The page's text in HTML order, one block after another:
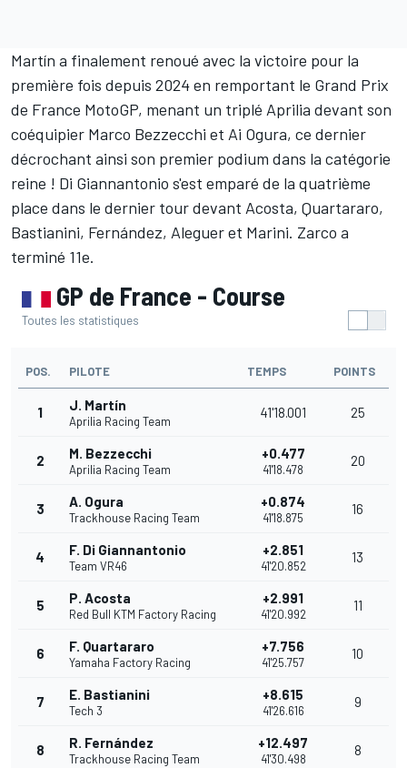
Martín a finalement renoué avec la victoire pour la
première fois depuis 2024 en remportant le Grand Prix
de France MotoGP, menant un triplé Aprilia devant son
coéquipier Marco Bezzecchi et Ai Ogura, ce dernier
décrochant ainsi son premier podium dans la catégorie
reine ! Di Giannantonio s'est emparé de la quatrième
place dans le dernier tour devant Acosta, Quartararo,
Bastianini, Fernández, Aleguer et Marini. Zarco a
terminé 11e.
GP de France - Course
Toutes les statistiques
POS. PILOTE TEMPS POINTS
1 J. Martín
Aprilia Racing Team
41'18.001 25
2 M. Bezzecchi
Aprilia Racing Team
+0.477
41'18.478
20
3 A. Ogura
Trackhouse Racing Team
+0.874
41'18.875
16
4 F. Di Giannantonio
Team VR46
+2.851
41'20.852
13
5 P. Acosta
Red Bull KTM Factory Racing
+2.991
41'20.992
11
6 F. Quartararo
Yamaha Factory Racing
+7.756
41'25.757
10
7 E. Bastianini
Tech 3
+8.615
41'26.616
9
8 R. Fernández
Trackhouse Racing Team
+12.497
41'30.498
8